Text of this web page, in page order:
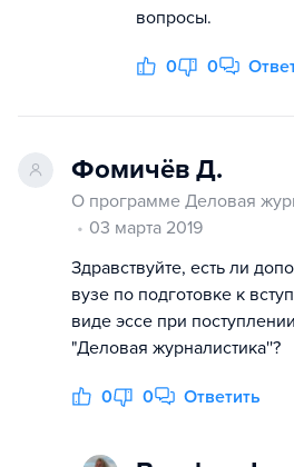
вопросы.
0 0
Фомичёв Д.
О программе Деловая
03 марта 2019
Здравствуйте, есть ли
вузе по подготовке к
виде эссе при
"Деловая журналистика''?
0 0 Ответить